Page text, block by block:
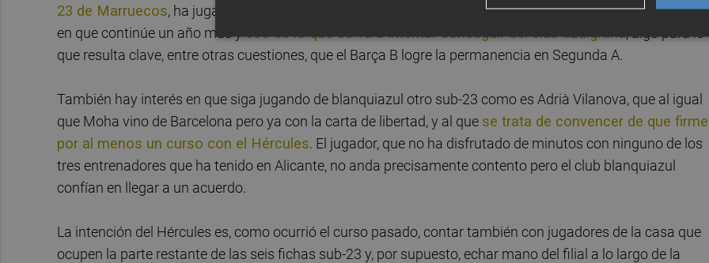
23 de Marruecos, ha jugado en calidad de cedido por el filial blaugrana pero conoce el interés del
en que continúe un año más yeso es lo que se va a intentar conseguir del club azulgrana, algo para lo
que resulta clave, entre otras cuestiones, que el Barça B logre la permanencia en Segunda A.
También hay interés en que siga jugando de blanquiazul otro sub-23 como es Adrià Vilanova, que al igual
que Moha vino de Barcelona pero ya con la carta de libertad, y al que se trata de convencer de que firme
por al menos un curso con el Hércules. El jugador, que no ha disfrutado de minutos con ninguno de los
tres entrenadores que ha tenido en Alicante, no anda precisamente contento pero el club blanquiazul
confían en llegar a un acuerdo.
La intención del Hércules es, como ocurrió el curso pasado, contar también con jugadores de la casa que
ocupen la parte restante de las seis fichas sub-23 y, por supuesto, echar mano del filial a lo largo de la